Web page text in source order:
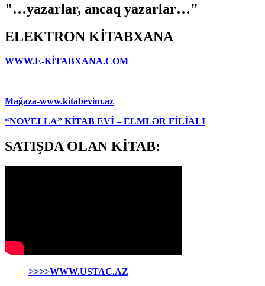
"…yazarlar, ancaq yazarlar…"
ELEKTRON KİTABXANA
WWW.E-KİTABXANA.COM
Mağaza-www.kitabevim.az
“NOVELLA” KİTAB EVİ – ELMLƏR FİLİALI
SATIŞDA OLAN KİTAB:
>>>>WWW.USTAC.AZ